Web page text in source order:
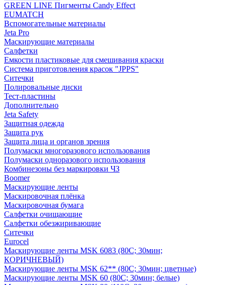
GREEN LINE Пигменты Candy Effect
EUMATCH
Вспомогательные материалы
Jeta Pro
Маскирующие материалы
Салфетки
Емкости пластиковые для смешивания краски
Система приготовления красок "JPPS"
Ситечки
Полировальные диски
Тест-пластины
Дополнительно
Jeta Safety
Защитная одежда
Защита рук
Защита лица и органов зрения
Полумаски многоразового использования
Полумаски одноразового использования
Комбинезоны без маркировки ЧЗ
Boomer
Маскирующие ленты
Маскировочная плёнка
Маскировочная бумага
Салфетки очищающие
Салфетки обезжиривающие
Ситечки
Euroсel
Маскирующие ленты MSK 6083 (80С; 30мин;
КОРИЧНЕВЫЙ)
Маскирующие ленты MSK 62** (80С; 30мин; цветные)
Маскирующие ленты MSK 60 (80С; 30мин; белые)